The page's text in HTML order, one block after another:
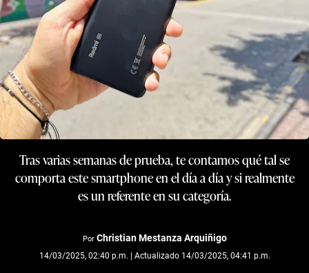
Tras varias semanas de prueba, te contamos qué tal se
comporta este smartphone en el día a día y si realmente
es un referente en su categoría.
Por Christian Mestanza Arquiñigo
14/03/2025, 02:40 p.m. | Actualizado 14/03/2025, 04:41 p.m.